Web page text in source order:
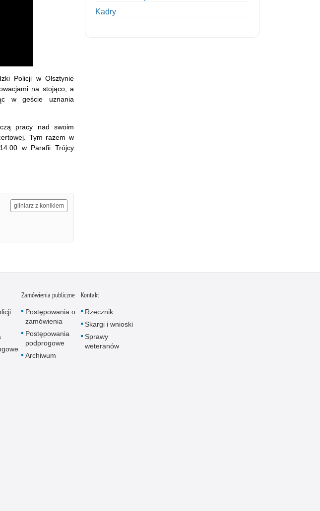
Policji w Olsztynie
na stojąco, a
w geście uznania
pracy nad swoim
Tym razem w
w Parafii Trójcy
gliniarz z konikiem
Kadry
Oszustwa
Pedofilia, pornografia dziecięca
Zamówienia publiczne
Postępowania o
zamówienia
Postępowania
podprogowe
Archiwum
Kontakt
Rzecznik
Skargi i wnioski
Sprawy
weteranów